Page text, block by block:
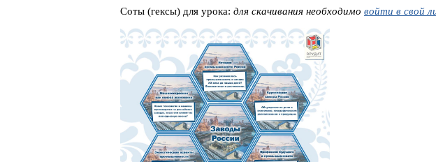
Соты (гексы) для урока: для скачивания необходимо войти в свой